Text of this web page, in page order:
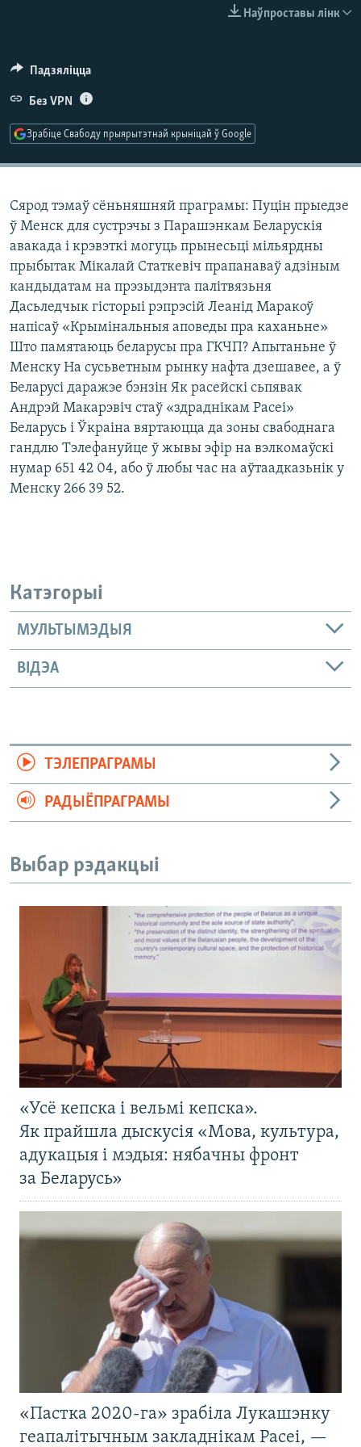
Наўпроставы лінк
Падзяліцца
Без VPN
Зрабіце Свабоду прыярытэтнай крыніцай ў Google
Сярод тэмаў сёньняшняй праграмы: Пуцін прыедзе
ў Менск для сустрэчы з Парашэнкам Беларускія
авакада і крэвэткі могуць прынесьці мільярдны
прыбытак Мікалай Статкевіч прапанаваў адзіным
кандыдатам на прэзыдэнта палітвязьня
Дасьледчык гісторыі рэпрэсій Леанід Маракоў
напісаў «Крымінальныя аповеды пра каханьне»
Што памятаюць беларусы пра ГКЧП? Апытаньне ў
Менску На сусьветным рынку нафта дзешавее, а ў
Беларусі даражэе бэнзін Як расейскі сьпявак
Андрэй Макарэвіч стаў «здраднікам Расеі»
Беларусь і Ўкраіна вяртаюцца да зоны свабоднага
гандлю Тэлефануйце ў жывы эфір на вэлкомаўскі
нумар 651 42 04, або ў любы час на аўтаадказьнік у
Менску 266 39 52.
Катэгорыі
МУЛЬТЫМЭДЫЯ
ВІДЭА
ТЭЛЕПРАГРАМЫ
РАДЫЁПРАГРАМЫ
Выбар рэдакцыі
«Усё кепска і вельмі кепска».
Як прайшла дыскусія «Мова, культура,
адукацыя і мэдыя: нябачны фронт
за Беларусь»
«Пастка 2020-га» зрабіла Лукашэнку
геапалітычным закладнікам Расеі, —